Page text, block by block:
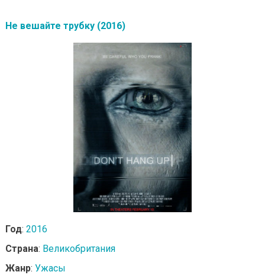
Не вешайте трубку (2016)
Год: 2016
Страна: Великобритания
Жанр: Ужасы